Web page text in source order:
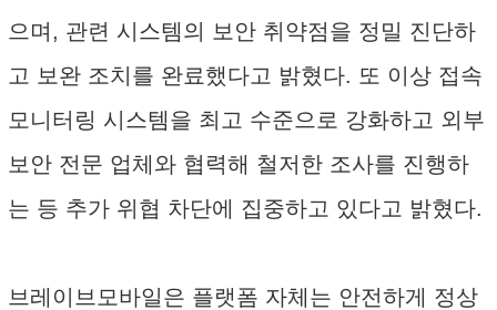
으며, 관련 시스템의 보안 취약점을 정밀 진단하
고 보완 조치를 완료했다고 밝혔다. 또 이상 접속
모니터링 시스템을 최고 수준으로 강화하고 외부
보안 전문 업체와 협력해 철저한 조사를 진행하
는 등 추가 위협 차단에 집중하고 있다고 밝혔다.
브레이브모바일은 플랫폼 자체는 안전하게 정상